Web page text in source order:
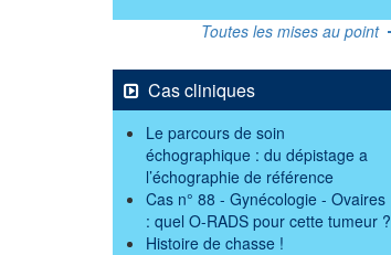
Toutes les mises au point
Cas cliniques
Le parcours de soin
échographique : du dépistage a
l’échographie de référence
Cas n° 88 - Gynécologie - Ovaires
: quel O-RADS pour cette tumeur ?
Histoire de chasse !